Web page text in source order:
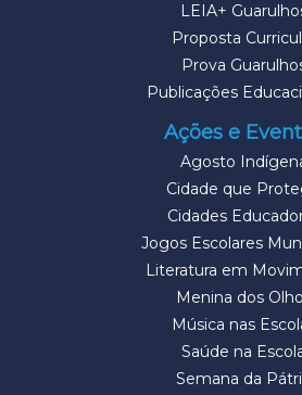
LEIA+
Proposta
Prova
Publicações
Ações e
Agosto
Cidade que
Cidades
Jogos Escolares
Literatura em
Menina dos
Música nas
Saúde na
Semana da